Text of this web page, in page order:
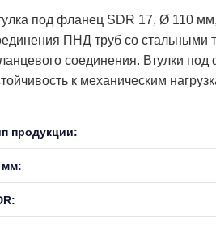
под фланец SDR 17, Ø 110
ПНД труб со стальными
соединения. Втулки
к механическим
продукции:
мм: